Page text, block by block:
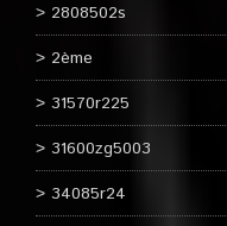
2808502s
2ème
31570r225
31600zg5003
34085r24